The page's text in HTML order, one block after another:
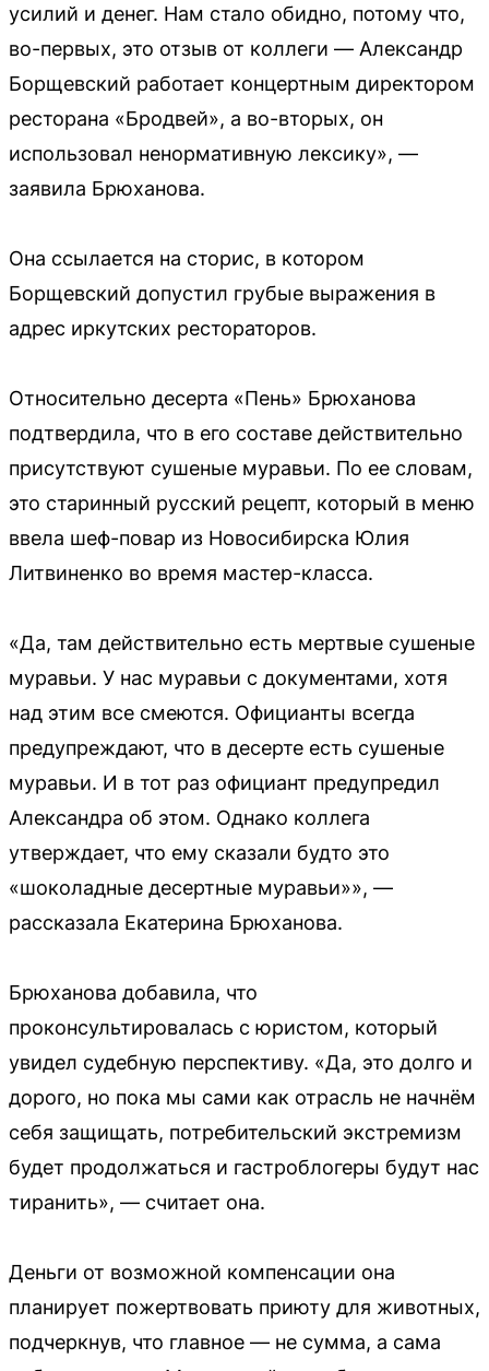
усилий и денег. Нам стало обидно, потому что,
во-первых, это отзыв от коллеги — Александр
Борщевский работает концертным директором
ресторана «Бродвей», а во-вторых, он
использовал ненормативную лексику», —
заявила Брюханова.
Она ссылается на сторис, в котором
Борщевский допустил грубые выражения в
адрес иркутских рестораторов.
Относительно десерта «Пень» Брюханова
подтвердила, что в его составе действительно
присутствуют сушеные муравьи. По ее словам,
это старинный русский рецепт, который в меню
ввела шеф-повар из Новосибирска Юлия
Литвиненко во время мастер-класса.
«Да, там действительно есть мертвые сушеные
муравьи. У нас муравьи с документами, хотя
над этим все смеются. Официанты всегда
предупреждают, что в десерте есть сушеные
муравьи. И в тот раз официант предупредил
Александра об этом. Однако коллега
утверждает, что ему сказали будто это
«шоколадные десертные муравьи»», —
рассказала Екатерина Брюханова.
Брюханова добавила, что
проконсультировалась с юристом, который
увидел судебную перспективу. «Да, это долго и
дорого, но пока мы сами как отрасль не начнём
себя защищать, потребительский экстремизм
будет продолжаться и гастроблогеры будут нас
тиранить», — считает она.
Деньги от возможной компенсации она
планирует пожертвовать приюту для животных,
подчеркнув, что главное — не сумма, а сама